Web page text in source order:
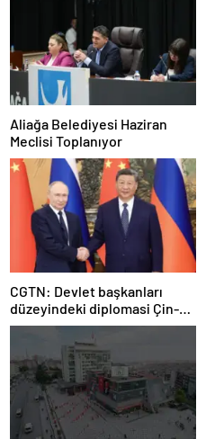
Aliağa Belediyesi Haziran
Meclisi Toplanıyor
CGTN: Devlet başkanları
düzeyindeki diplomasi Çin-
Rusya arasındaki büyüyen
ortaklığı güçlendiriyor